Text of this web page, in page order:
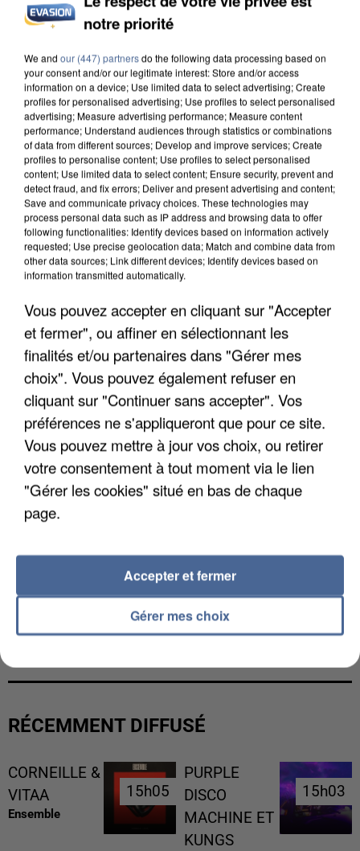
DE SOLIDARITÉ AVEC LES...
APRÈS TOUTES CES CANICULES, LES REFUGES
DE FAUNE SAUVAGE SONT...
L’UN DES FONDATEURS SUPPOSÉS DE LA DZ
MAFIA INTERPELLÉ EN ALGÉRIE
RÉCEMMENT DIFFUSÉ
CORNEILLE &
VITAA
Ensemble
15h05
15h05
PURPLE
DISCO
MACHINE ET
KUNGS
15h03
15h03
notre priorité
We and our (447) partnersdo the following data processing based on
your consent and/or our legitimate interest: Store and/or access
information on a device; Use limited data to select advertising; Create
profiles for personalised advertising; Use profiles to select personalised
advertising; Measure advertising performance; Measure content
performance; Understand audiences through statistics or combinations
of data from different sources; Develop and improve services; Create
profiles to personalise content; Use profiles to select personalised
content; Use limited data to select content; Ensure security, prevent and
detect fraud, and fix errors; Deliver and present advertising and content;
Save and communicate privacy choices. These technologies may
process personal data such as IP address and browsing data to offer
following functionalities: Identify devices based on information actively
requested; Use precise geolocation data; Match and combine data from
other data sources; Link different devices; Identify devices based on
information transmitted automatically.
Vous pouvez accepter en cliquant sur "Accepter
et fermer", ou affiner en sélectionnant les
finalités et/ou partenaires dans "Gérer mes
choix". Vous pouvez également refuser en
cliquant sur "Continuer sans accepter". Vos
préférences ne s'appliqueront que pour ce site.
Vous pouvez mettre à jour vos choix, ou retirer
votre consentement à tout moment via le lien
"Gérer les cookies" situé en bas de chaque
page.
Gérer mes choix
Accepter et fermer